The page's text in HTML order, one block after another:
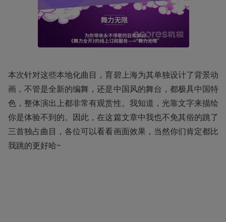
本次针对这些本地化曲目，育碧上海为其单独设计了背景动
画，不管是全新的编舞，还是中国风的舞台，都极具中国特
色，整体演出上都非常有观赏性。我知道，光靠文字来描绘
你是体验不到的。因此，在这篇文章中我也不免其俗的跳了
三首独占曲目，各位可以看看画面效果，当然你们肯定都比
我跳的更好哈~